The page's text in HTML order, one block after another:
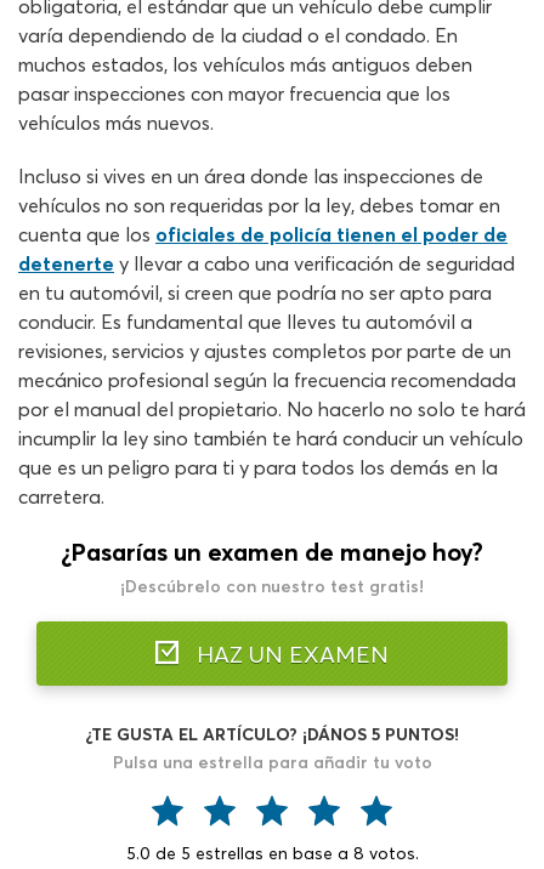
obligatoria, el estándar que un vehículo debe cumplir
varía dependiendo de la ciudad o el condado. En
muchos estados, los vehículos más antiguos deben
pasar inspecciones con mayor frecuencia que los
vehículos más nuevos.
Incluso si vives en un área donde las inspecciones de
vehículos no son requeridas por la ley, debes tomar en
cuenta que los oficiales de policía tienen el poder de
detenerte y llevar a cabo una verificación de seguridad
en tu automóvil, si creen que podría no ser apto para
conducir. Es fundamental que lleves tu automóvil a
revisiones, servicios y ajustes completos por parte de un
mecánico profesional según la frecuencia recomendada
por el manual del propietario. No hacerlo no solo te hará
incumplir la ley sino también te hará conducir un vehículo
que es un peligro para ti y para todos los demás en la
carretera.
¿Pasarías un examen de manejo hoy?
¡Descúbrelo con nuestro test gratis!
HAZ UN EXAMEN
¿TE GUSTA EL ARTÍCULO? ¡DÁNOS 5 PUNTOS!
Pulsa una estrella para añadir tu voto
5.0 de 5 estrellas en base a 8 votos.